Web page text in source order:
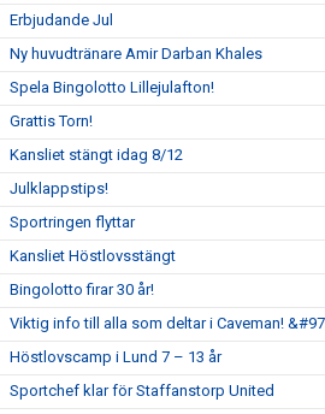
Erbjudande Jul
Ny huvudtränare Amir Darban Khales
Spela Bingolotto Lillejulafton!
Grattis Torn!
Kansliet stängt idag 8/12
Julklappstips!
Sportringen flyttar
Kansliet Höstlovsstängt
Bingolotto firar 30 år!
Viktig info till alla som deltar i Caveman!
Höstlovscamp i Lund 7 – 13 år
Sportchef klar för Staffanstorp United